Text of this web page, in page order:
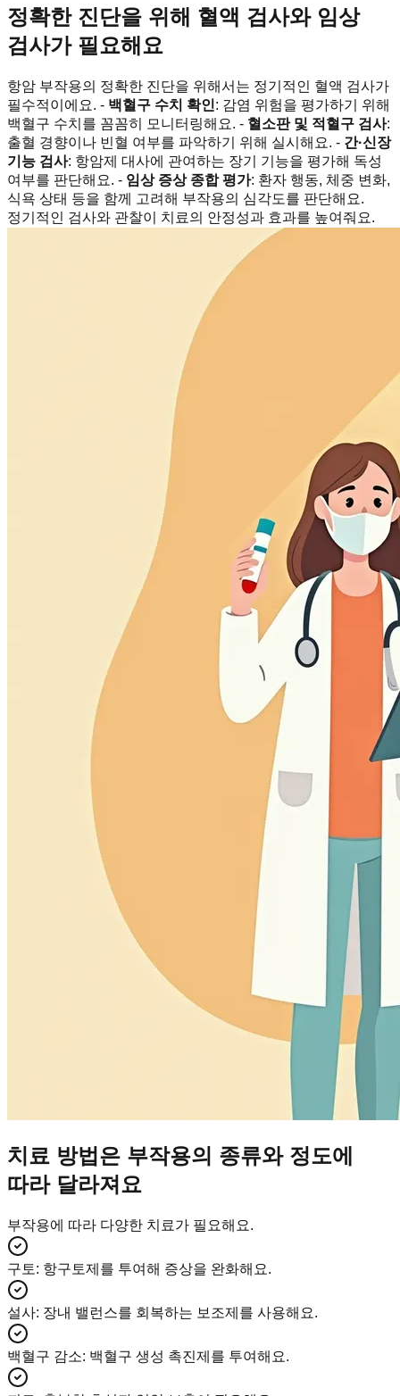
정확한 진단을 위해 혈액 검사와 임상
검사가 필요해요
항암 부작용의 정확한 진단을 위해서는 정기적인 혈액 검사가
필수적이에요. - 백혈구 수치 확인: 감염 위험을 평가하기 위해
백혈구 수치를 꼼꼼히 모니터링해요. - 혈소판 및 적혈구 검사:
출혈 경향이나 빈혈 여부를 파악하기 위해 실시해요. - 간·신장
기능 검사: 항암제 대사에 관여하는 장기 기능을 평가해 독성
여부를 판단해요. - 임상 증상 종합 평가: 환자 행동, 체중 변화,
식욕 상태 등을 함께 고려해 부작용의 심각도를 판단해요.
정기적인 검사와 관찰이 치료의 안정성과 효과를 높여줘요.
치료 방법은 부작용의 종류와 정도에
따라 달라져요
부작용에 따라 다양한 치료가 필요해요.
구토: 항구토제를 투여해 증상을 완화해요.
설사: 장내 밸런스를 회복하는 보조제를 사용해요.
백혈구 감소: 백혈구 생성 촉진제를 투여해요.